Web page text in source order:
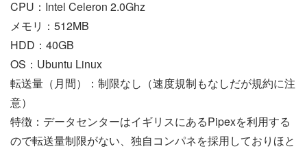
CPU：Intel Celeron 2.0Ghz
メモリ：512MB
HDD：40GB
OS：Ubuntu Linux
転送量（月間）：制限なし（速度規制もなしだが規約に注
意）
特徴：データセンターはイギリスにあるPipexを利用する
ので転送量制限がない、独自コンパネを採用しておりほと